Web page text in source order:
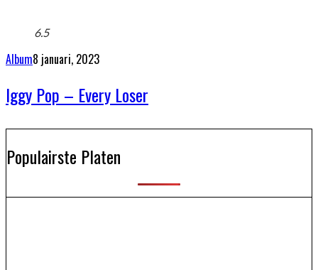
6.5
Album8 januari, 2023
Iggy Pop – Every Loser
Populairste Platen